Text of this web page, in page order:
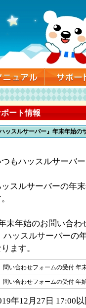
ート情報
ハッスルサーバー』年末年始の
つもハッスルサーバ
スルサーバーの年
末年始のお問い合わ
ッスルサーバーの
ます。
問い合わせフォームの受付 年
問い合わせフォームの受付 年
年12月27日 17:00